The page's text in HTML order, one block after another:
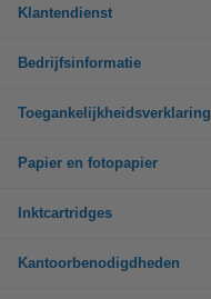
Klantendienst
Bedrijfsinformatie
Toegankelijkheidsverklaring
Papier en fotopapier
Inktcartridges
Kantoorbenodigdheden